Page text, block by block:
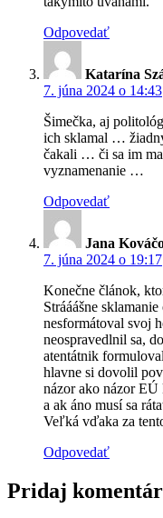
Odpovedať
Katarína
7. júna 2024 o 14:43
Šimečka, aj
ich sklamal …
čakali … či sa im
vyznamenanie …
Odpovedať
Jana
7. júna 2024 o 19:17
Konečne článok,
Strááášne
nesformátoval svoj
neospravedlnil sa,
atentátnik
hlavne si dovolil
názor ako názor
a ak áno musí sa
Veľká vďaka za
Odpovedať
Pridaj komentár